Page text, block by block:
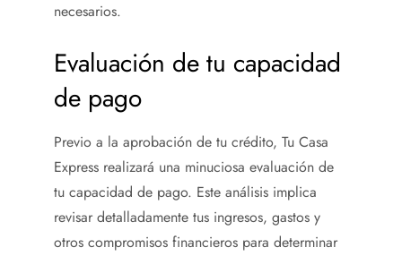
necesarios.
Evaluación de tu capacidad
de pago
Previo a la aprobación de tu crédito, Tu Casa
Express realizará una minuciosa evaluación de
tu capacidad de pago. Este análisis implica
revisar detalladamente tus ingresos, gastos y
otros compromisos financieros para determinar